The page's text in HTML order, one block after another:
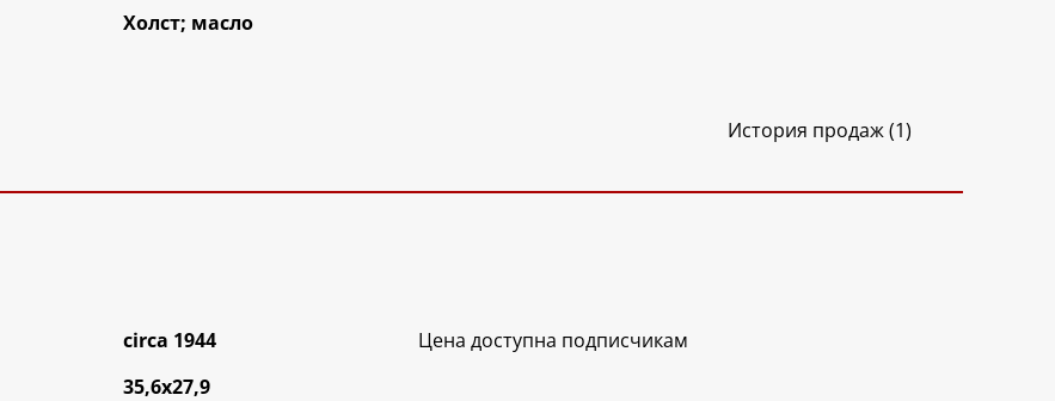
Холст; масло
История продаж (1)
circa 1944
35,6х27,9
Цена доступна подписчикам